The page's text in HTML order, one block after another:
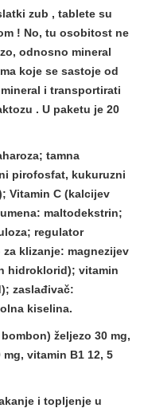
zub , tablete su
! No, tu osobitost ne
odnosno mineral
koje se sastoje od
i transportirati
. U paketu je 20
tamna
pirofosfat, kukuruzni
Vitamin C (kalcijev
maltodekstrin;
regulator
klizanje: magnezijev
hidroklorid); vitamin
zaslađivač:
kiselina.
bombon) željezo 30 mg,
vitamin B1 12, 5
i topljenje u